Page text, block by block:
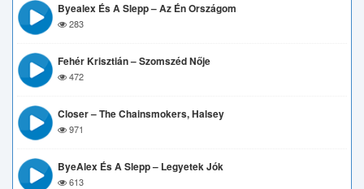
Byealex És A Slepp – Az Én Országom
283
Fehér Krisztián – Szomszéd Nője
472
Closer – The Chainsmokers, Halsey
971
ByeAlex És A Slepp – Legyetek Jók
613